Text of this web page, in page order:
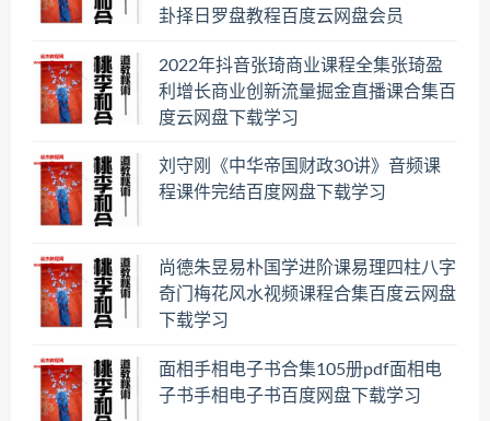
卦择日罗盘教程百度云网盘会员
2022年抖音张琦商业课程全集张琦盈
利增长商业创新流量掘金直播课合集百
度云网盘下载学习
刘守刚《中华帝国财政30讲》音频课
程课件完结百度网盘下载学习
尚德朱昱易朴国学进阶课易理四柱八字
奇门梅花风水视频课程合集百度云网盘
下载学习
面相手相电子书合集105册pdf面相电
子书手相电子书百度网盘下载学习